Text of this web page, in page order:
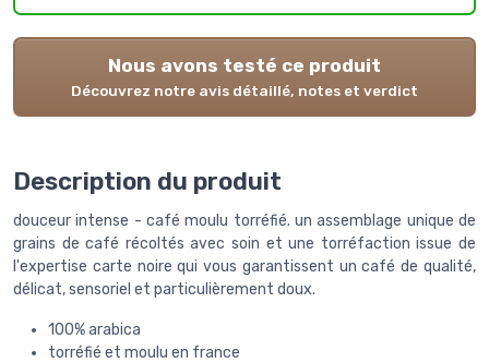
Nous avons testé ce produit
Découvrez notre avis détaillé, notes et verdict
Description du produit
douceur intense - café moulu torréfié. un assemblage unique de
grains de café récoltés avec soin et une torréfaction issue de
l'expertise carte noire qui vous garantissent un café de qualité,
délicat, sensoriel et particulièrement doux.
100% arabica
torréfié et moulu en france